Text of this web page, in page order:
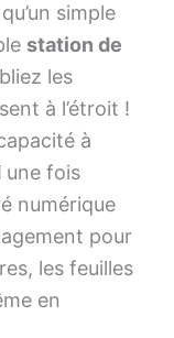
simple
station de
les
à l’étroit !
à
une fois
numérique
pour
les feuilles
en